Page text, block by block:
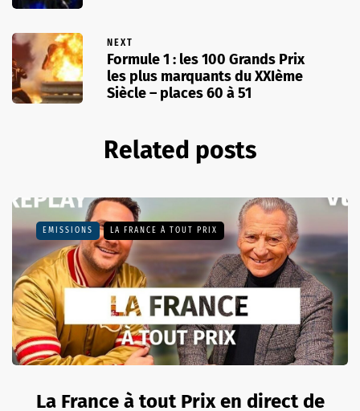
NEXT
Formule 1 : les 100 Grands Prix
les plus marquants du XXIème
Siècle – places 60 à 51
Related posts
EMISSIONS LA FRANCE À TOUT PRIX
La France à tout Prix en direct de